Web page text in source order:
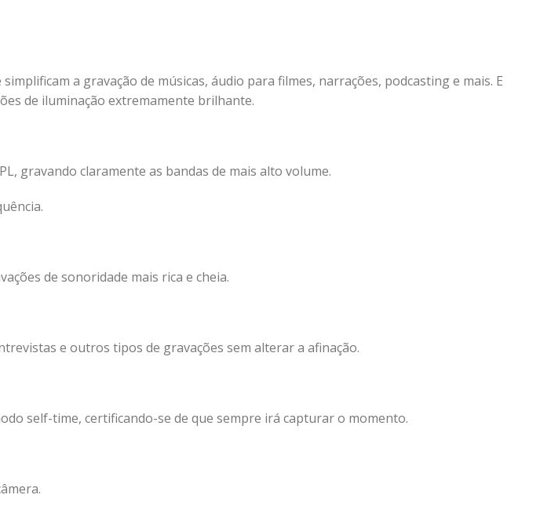
a gravação de músicas, áudio para filmes, narrações, podcasting e mais. E
de iluminação extremamente brilhante.
gravando claramente as bandas de mais alto volume.
de sonoridade mais rica e cheia.
e outros tipos de gravações sem alterar a afinação.
self-time, certificando-se de que sempre irá capturar o momento.